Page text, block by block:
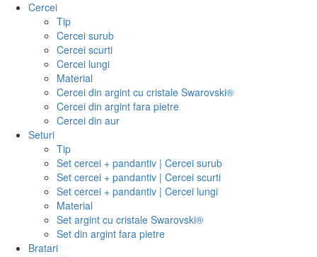
Cercei
Tip
Cercei surub
Cercei scurti
Cercei lungi
Material
Cercei din argint cu cristale Swarovski®
Cercei din argint fara pietre
Cercei din aur
Seturi
Tip
Set cercei + pandantiv | Cercei surub
Set cercei + pandantiv | Cercei scurti
Set cercei + pandantiv | Cercei lungi
Material
Set argint cu cristale Swarovski®
Set din argint fara pietre
Bratari